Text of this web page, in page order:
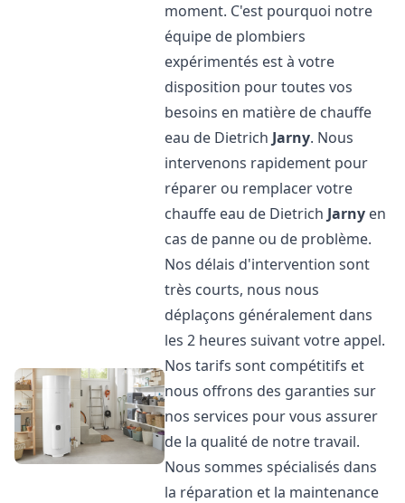
moment. C'est pourquoi notre
équipe de plombiers
expérimentés est à votre
disposition pour toutes vos
besoins en matière de chauffe
eau de Dietrich Jarny. Nous
intervenons rapidement pour
réparer ou remplacer votre
chauffe eau de Dietrich Jarny en
cas de panne ou de problème.
Nos délais d'intervention sont
très courts, nous nous
déplaçons généralement dans
les 2 heures suivant votre appel.
Nos tarifs sont compétitifs et
nous offrons des garanties sur
nos services pour vous assurer
de la qualité de notre travail.
Nous sommes spécialisés dans
la réparation et la maintenance